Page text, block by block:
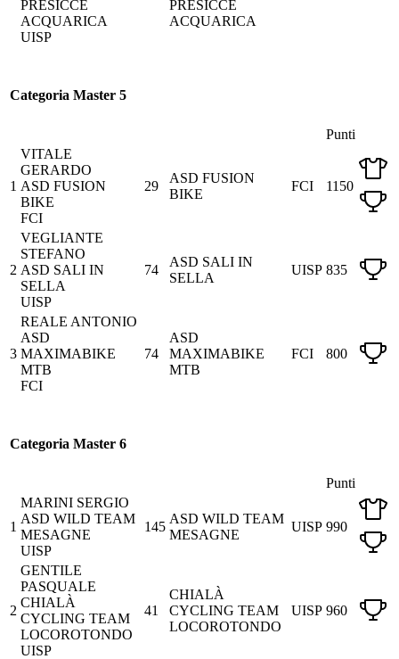
PRESICCE
ACQUARICA
UISP
PRESICCE
ACQUARICA
Categoria Master 5
Punti
1
VITALE
GERARDO
ASD FUSION
BIKE
FCI
29
ASD FUSION
BIKE
FCI 1150
2
VEGLIANTE
STEFANO
ASD SALI IN
SELLA
UISP
74
ASD SALI IN
SELLA
UISP 835
3
REALE ANTONIO
ASD
MAXIMABIKE
MTB
FCI
74
ASD
MAXIMABIKE
MTB
FCI 800
Categoria Master 6
Punti
1
MARINI SERGIO
ASD WILD TEAM
MESAGNE
UISP
145
ASD WILD TEAM
MESAGNE
UISP 990
2
GENTILE
PASQUALE
CHIALÀ
CYCLING TEAM
LOCOROTONDO
UISP
41
CHIALÀ
CYCLING TEAM
LOCOROTONDO
UISP 960